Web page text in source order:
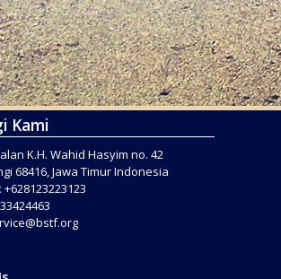
Kami
K.H. Wahid Hasyim no. 42
68416, Jawa Timur Indonesia
+628123223123